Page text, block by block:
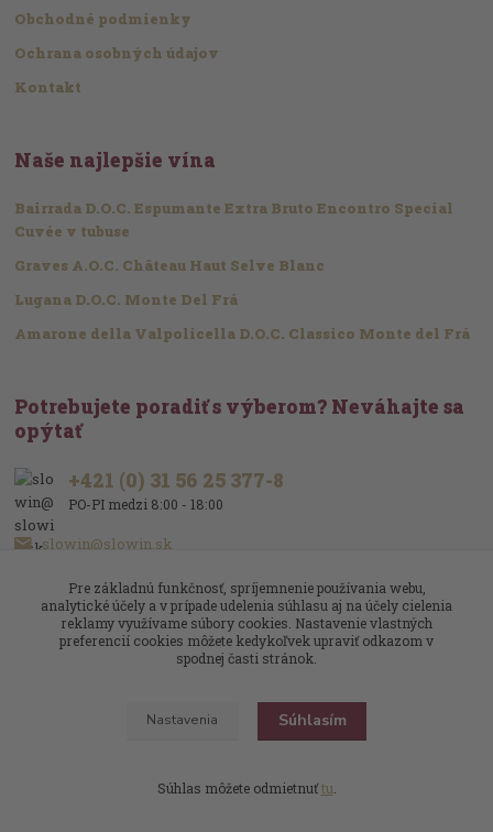
Obchodné podmienky
Ochrana osobných údajov
Kontakt
Naše najlepšie vína
Bairrada D.O.C. Espumante Extra Bruto Encontro Special
Cuvée v tubuse
Graves A.O.C. Château Haut Selve Blanc
Lugana D.O.C. Monte Del Frá
Amarone della Valpolicella D.O.C. Classico Monte del Frá
Potrebujete poradiť s výberom? Neváhajte sa
opýtať
+421 (0) 31 56 25 377-8
PO-PI medzi 8:00 - 18:00
slowin@slowin.sk
Dizajn
: Poradnyweb.cz
Pre základnú funkčnosť, spríjemnenie používania webu,
analytické účely a v prípade udelenia súhlasu aj na účely cielenia
reklamy využívame súbory cookies. Nastavenie vlastných
preferencií cookies môžete kedykoľvek upraviť odkazom v
spodnej časti stránok.
Nastavenia Súhlasím
Súhlas môžete odmietnuťtu